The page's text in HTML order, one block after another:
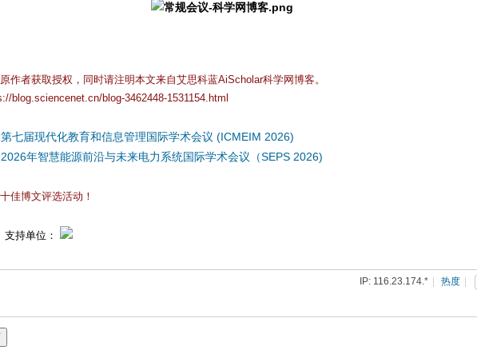
作者获取授权，同时请注明本文来自艾思科蓝AiScholar科学网博客。
blog.sciencenet.cn/blog-3462448-1531154.html
七届现代化教育和信息管理国际学术会议 (ICMEIM 2026)
年智慧能源前沿与未来电力系统国际学术会议（SEPS 2026)
佳博文评选活动！
支持单位：
IP: 116.23.174.* | 热度 |